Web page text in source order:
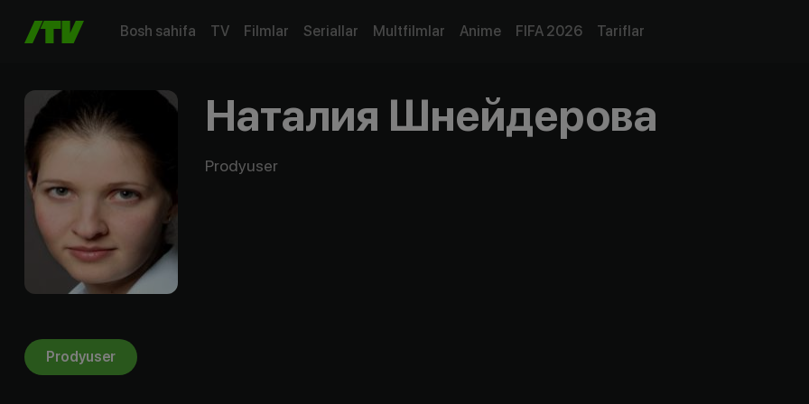
Bosh sahifa TV Filmlar Seriallar Multfilmlar Anime FIFA 2026 Tariflar
Наталия Шнейдерова
Prodyuser
Prodyuser